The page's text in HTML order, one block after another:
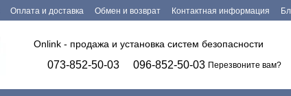
Оплата и доставка Обмен и возврат Контактная информация
Onlink - продажа и установка систем безопасности
073-852-50-03 096-852-50-03 Перезвоните вам?